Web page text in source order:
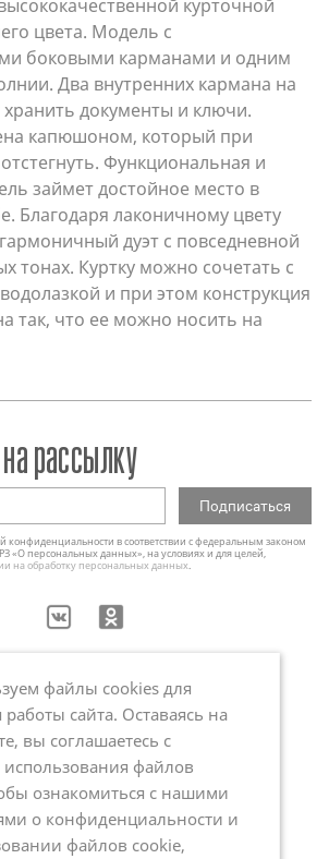
курточной
цвета. Модель с
боковыми карманами и одним
Два внутренних кармана на
документы и ключи.
капюшоном, который при
Функциональная и
займет достойное место в
Благодаря лаконичному цвету
гармоничный дуэт с повседневной
тонах. Куртку можно сочетать с
и при этом конструкция
так, что ее можно носить на
Оплата и доставка
Программа лояльности
Публичная оферта
Политика обработки
персональных данных
рассылку
конфиденциальности в соответствии с федеральным законом
«О персональных данных», на условиях и для целей,
на обработку персональных данных.
файлы cookies для
сайта. Оставаясь на
вы соглашаетесь с
файлов
ознакомиться с нашими
о конфиденциальности и
файлов cookie,